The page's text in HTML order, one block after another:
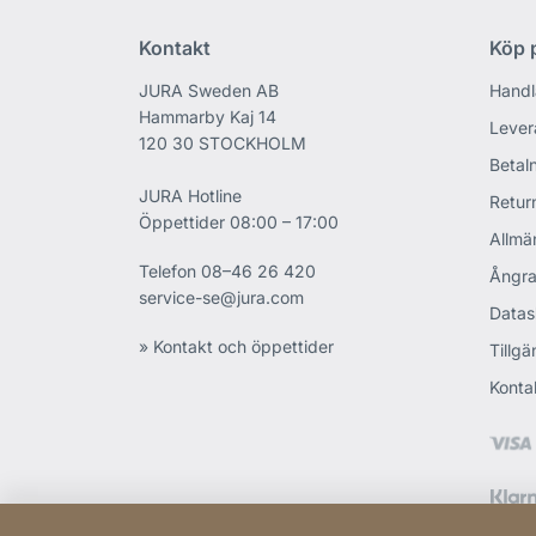
Kontakt
JURA Sweden AB
Hammarby Kaj 14
120 30 STOCKHOLM
JURA Hotline
Öppettider 08:00 – 17:00
Telefon 08–46 26 420
service-se@jura.com
» Kontakt och öppettider
Köp